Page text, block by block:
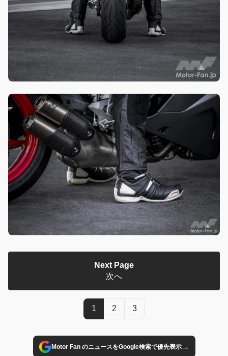
Next Page
次へ
1 2 3
Motor Fan のニュースをGoogle検索で優先表示→